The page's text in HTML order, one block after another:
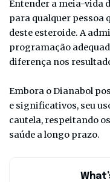
Entender a meia-vida
para qualquer pessoa
deste esteroide. A
programação
diferença nos
Embora o Dianabol
e significativos, seu
cautela, respeitando
saúde a longo prazo.